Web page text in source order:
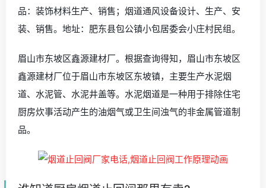
品：装饰材料生产、销售；烟道通风设备设计、生产、安
装、销售。地址：肥东县包公镇小包居委会小庄村民组。
眉山市东坡区鑫源建材厂。根据查询得知，眉山市东坡区
鑫源建材厂位于眉山市东坡区东坡镇，主要生产水泥烟
道、水泥管、水泥井盖等。水泥烟道是一种用于排除住宅
厨房炊事活动产生的油烟气或卫生间浊气的非金属管道制
品。